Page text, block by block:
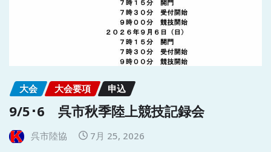
大会 大会要項 申込
9/5･6 呉市秋季陸上競技記録会
呉市陸協 7月 25, 2026